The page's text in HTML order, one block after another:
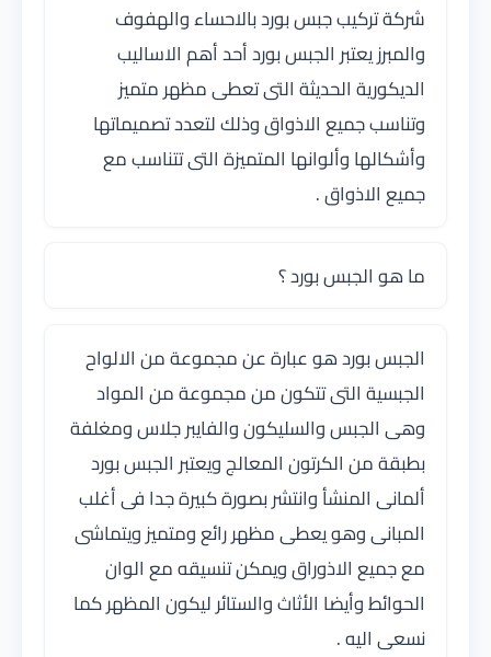
شركة تركيب جبس بورد بالاحساء والهفوف
والمبرز يعتبر الجبس بورد أحد أهم الاساليب
الديكورية الحديثة التى تعطى مظهر متميز
وتناسب جميع الاذواق وذلك لتعدد تصميماتها
وأشكالها وألوانها المتميزة التى تتناسب مع
جميع الاذواق .
ما هو الجبس بورد ؟
الجبس بورد هو عبارة عن مجموعة من الالواح
الجبسية التى تتكون من مجموعة من المواد
وهى الجبس والسليكون والفايبر جلاس ومغلفة
بطبقة من الكرتون المعالج ويعتبر الجبس بورد
ألمانى المنشأ وانتشر بصورة كبيرة جدا فى أغلب
المبانى وهو يعطى مظهر رائع ومتميز ويتماشى
مع جميع الاذوراق ويمكن تنسيقه مع الوان
الحوائط وأيضا الأثاث والستائر ليكون المظهر كما
نسعى اليه .